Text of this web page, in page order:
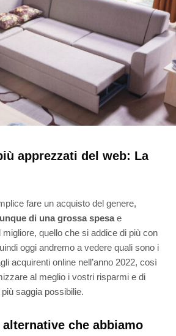
apprezzati del web: La
fare un acquisto del genere,
di una grossa spesae
quello che si addice di più con
oggi andremo a vedere quali sono i
acquirenti online nell’anno 2022, così
al meglio i vostri risparmi e di
saggia possibilie.
che abbiamo